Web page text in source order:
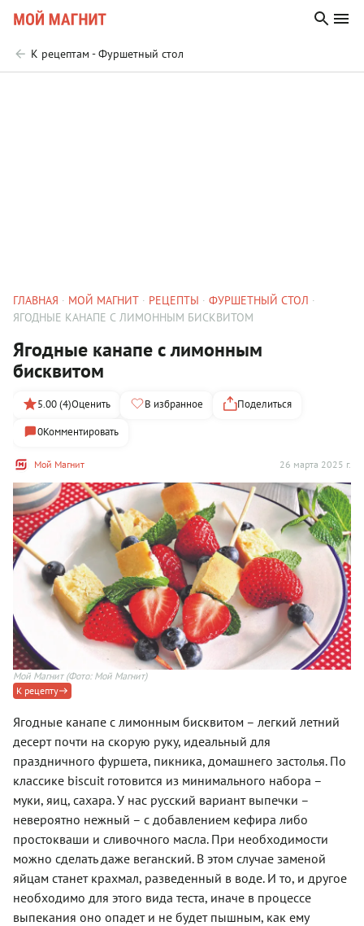
К рецептам - Фуршетный стол
ГЛАВНАЯ МОЙ МАГНИТ РЕЦЕПТЫ
ФУРШЕТНЫЙ СТОЛ
ЯГОДНЫЕ КАНАПЕ С ЛИМОННЫМ БИСКВИТОМ
Ягодные канапе с лимонным
бисквитом
Мой Магнит 26 марта 2025 г.
5.00 (4)Оценить В избранное
Поделиться
0Комментировать
Мой Магнит(Фото: Мой Магнит)
К рецепту
Ягодные канапе с лимонным бисквитом – легкий летний
десерт почти на скорую руку, идеальный для
праздничного фуршета, пикника, домашнего застолья. По
классике biscuit готовится из минимального набора –
муки, яиц, сахара. У нас русский вариант выпечки –
невероятно нежный – с добавлением кефира либо
простокваши и сливочного масла. При необходимости
можно сделать даже веганский. В этом случае заменой
яйцам станет крахмал, разведенный в воде. И то, и другое
необходимо для этого вида теста, иначе в процессе
выпекания оно опадет и не будет пышным, как ему